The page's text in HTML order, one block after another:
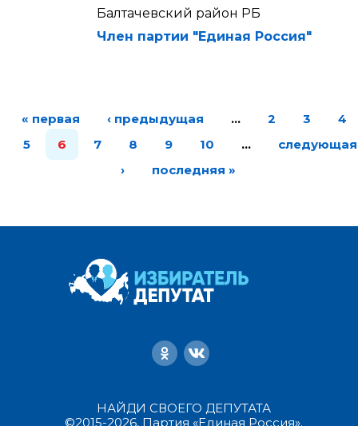
Балтачевский район РБ
Член партии "Единая Россия"
« первая ‹ предыдущая … 2 3
4
5
6 7 8 9 10 …
следующая
›
последняя »
НАЙДИ СВОЕГО ДЕПУТАТА
©2015-2026, Партия «Единая Россия».